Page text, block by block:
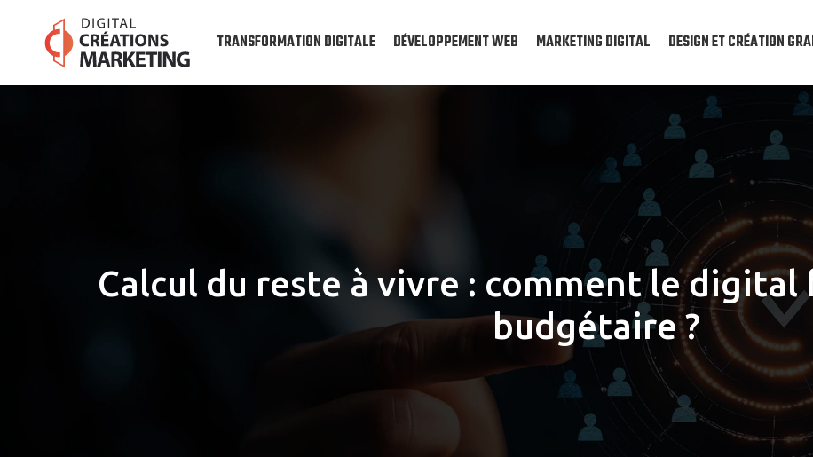
TRANSFORMATION DIGITALE DÉVELOPPEMENT WEB MARKETING DIGITAL DESIGN ET CRÉATION
Calcul du reste à vivre : comment le
budgétaire ?